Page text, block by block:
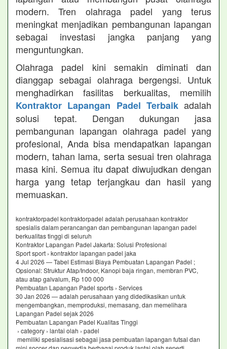
modern. Tren olahraga padel yang terus
meningkat menjadikan pembangunan lapangan
sebagai investasi jangka panjang yang
menguntungkan.
Olahraga padel kini semakin diminati dan
dianggap sebagai olahraga bergengsi. Untuk
menghadirkan fasilitas berkualitas, memilih
Kontraktor Lapangan Padel Terbaikadalah
solusi tepat. Dengan dukungan jasa
pembangunan lapangan olahraga padel yang
profesional, Anda bisa mendapatkan lapangan
modern, tahan lama, serta sesuai tren olahraga
masa kini. Semua itu dapat diwujudkan dengan
harga yang tetap terjangkau dan hasil yang
memuaskan.
kontraktorpadel kontraktorpadel adalah perusahaan kontraktor
spesialis dalam perancangan dan pembangunan lapangan padel
berkualitas tinggi di seluruh
Kontraktor Lapangan Padel Jakarta: Solusi Profesional
Sport sport › kontraktor lapangan padel jaka
4 Jul 2026 — Tabel Estimasi Biaya Pembuatan Lapangan Padel ;
Opsional: Struktur Atap/Indoor, Kanopi baja ringan, membran PVC,
atau atap galvalum, Rp 100 000
Pembuatan Lapangan Padel sports › Services
30 Jan 2026 — adalah perusahaan yang didedikasikan untuk
mengembangkan, memproduksi, memasang, dan memelihara
Lapangan Padel sejak 2026
Pembuatan Lapangan Padel Kualitas Tinggi
› category › lantai olah › padel
memiliki spesialisasi sebagai jasa pembuatan lapangan futsal dan